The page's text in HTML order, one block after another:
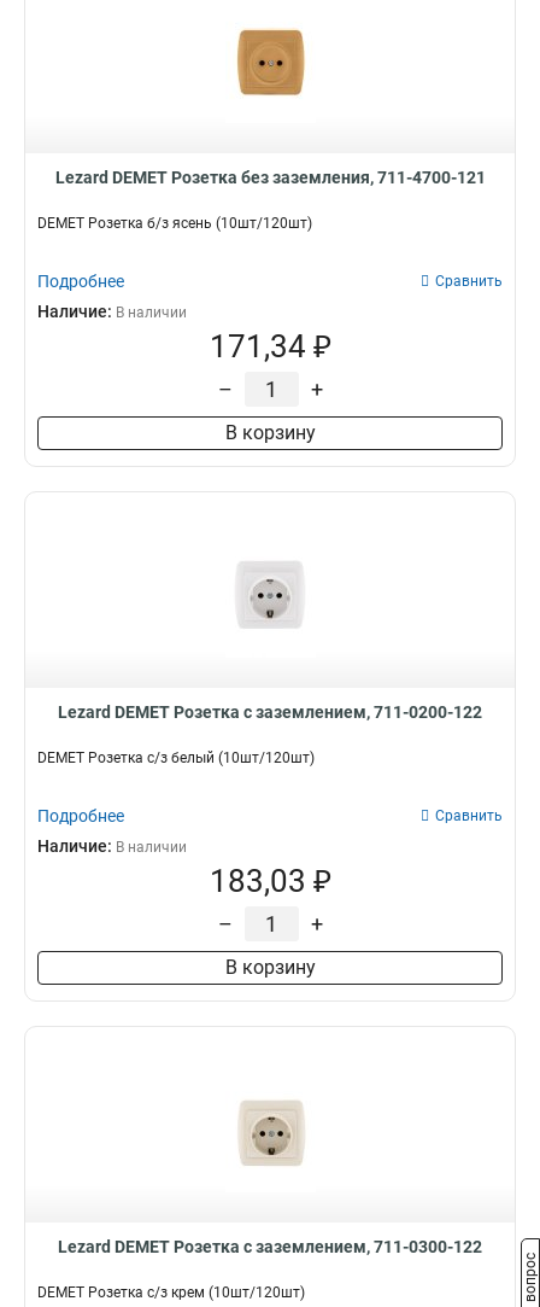
Lezard DEMET Розетка без заземления, 711-4700-121
DEMET Розетка б/з ясень (10шт/120шт)
Подробнее Сравнить
Наличие: В наличии
171,34 ₽
– +
В корзину
Lezard DEMET Розетка с заземлением, 711-0200-122
DEMET Розетка с/з белый (10шт/120шт)
Подробнее Сравнить
Наличие: В наличии
183,03 ₽
– +
В корзину
Lezard DEMET Розетка с заземлением, 711-0300-122
DEMET Розетка с/з крем (10шт/120шт)